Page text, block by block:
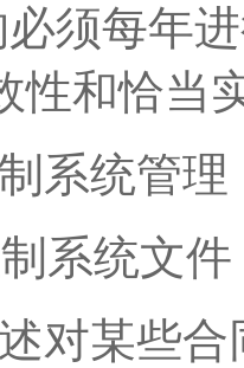
必须每年
性和恰当
系统管理
系统文件
对某些